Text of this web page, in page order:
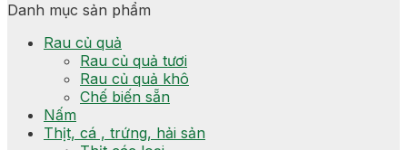
Danh mục sản phẩm
Rau củ quả
Rau củ quả tươi
Rau củ quả khô
Chế biến sẵn
Nấm
Thịt, cá , trứng, hải sản